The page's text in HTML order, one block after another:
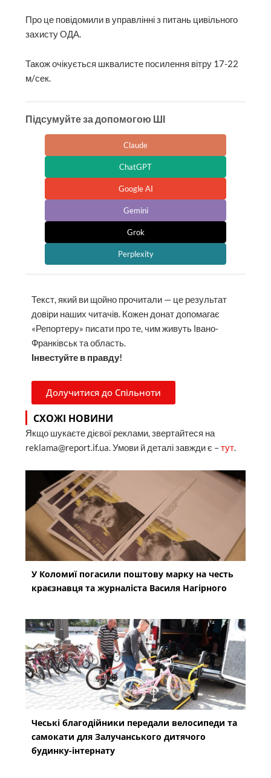
Про це повідомили в управлінні з питань цивільного
захисту ОДА.
Також очікується шквалисте посилення вітру 17-22
м/сек.
Підсумуйте за допомогою ШІ
Claude
ChatGPT
Google AI
Gemini
Grok
Perplexity
Текст, який ви щойно прочитали — це результат
довіри наших читачів. Кожен донат допомагає
«Репортеру» писати про те, чим живуть Івано-
Франківськ та область.
Інвестуйте в правду!
Долучитися до Спільноти
СХОЖІ НОВИНИ
Якщо шукаєте дієвої реклами, звертайтеся на
reklama@report.if.ua. Умови й деталі завжди є –тут.
У Коломиї погасили поштову марку на честь
краєзнавця та журналіста Василя Нагірного
Чеські благодійники передали велосипеди та
самокати для Залучанського дитячого
будинку-інтернату